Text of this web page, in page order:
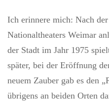
Ich erinnere mich: Nach
Nationaltheaters Weimar
der Stadt im Jahr 1975
später, bei der Eröffnung
neuem Zauber gab es den
übrigens an beiden Orten